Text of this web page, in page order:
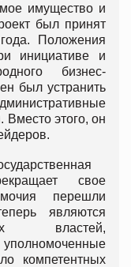
имущество и
был принят
Положения
инициативе и
бизнес-
был устранить
Вместо этого, он
свое
перешли
являются
властей,
компетентных